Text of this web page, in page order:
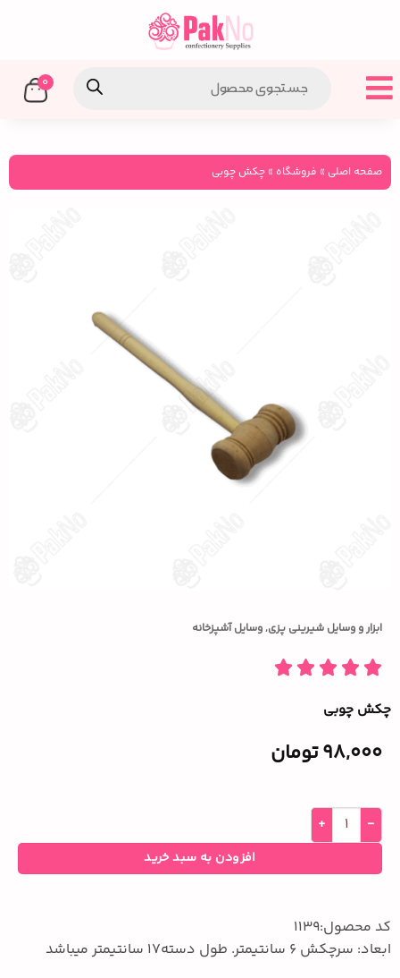
0
صفحه اصلی » فروشگاه » چکش چوبی
ابزار و وسایل شیرینی پزی,وسایل آشپزخانه
چکش چوبی
98,000تومان
افزودن به سبد خرید
کد محصول:1139
ابعاد: سرچکش 6 سانتیمتر. طول دسته17 سانتیمتر میباشد